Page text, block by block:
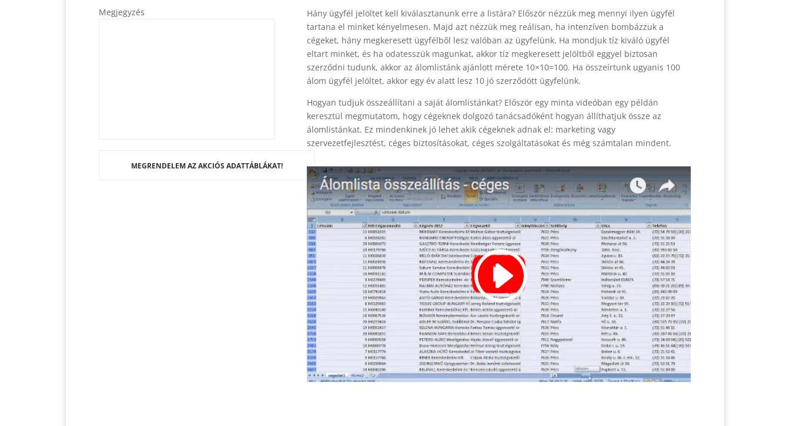
Megjegyzés
Hány ügyfél jelöltet kell kiválasztanunk erre a listára? Először nézzük meg mennyi ilyen ügyfél
tartana el minket kényelmesen. Majd azt nézzük meg reálisan, ha intenzíven bombázzuk a
cégeket, hány megkeresett ügyfélből lesz valóban az ügyfelünk. Ha mondjuk tíz kiváló ügyfél
eltart minket, és ha odatesszük magunkat, akkor tíz megkeresett jelöltből eggyel biztosan
szerződni tudunk, akkor az álomlistánk ajánlott mérete 10×10=100. Ha összeírtunk ugyanis 100
álom ügyfél jelöltet, akkor egy év alatt lesz 10 jó szerződött ügyfelünk.
Hogyan tudjuk összeállítani a saját álomlistánkat? Először egy minta videóban egy példán
keresztül megmutatom, hogy cégeknek dolgozó tanácsadóként hogyan állíthatjuk össze az
álomlistánkat. Ez mindenkinek jó lehet akik cégeknek adnak el: marketing vagy
szervezetfejlesztést, céges biztosításokat, céges szolgáltatásokat és még számtalan mindent.